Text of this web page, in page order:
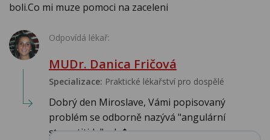
boli.Co mi muze pomoci na zaceleni
Odpovídá lékař:
MUDr. Danica Fričová
Specializace: Praktické lékařství pro dospělé
Dobrý den Miroslave, Vámi popisovaný
problém se odborně nazývá "angulární
stomatitida" a b�...